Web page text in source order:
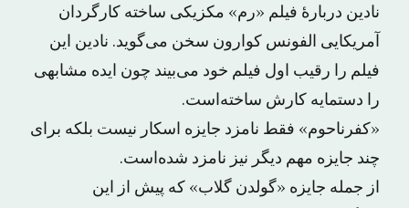
نادین دربارهٔ فیلم «رم» مکزیکی ساخته کارگردان
آمریکایی الفونس کوارون سخن می‌گوید. نادین این
فیلم را رقیب اول فیلم خود می‌بیند چون ایده مشابهی
را دستمایه کارش ساخته‌است.
«کفرناحوم» فقط نامزد جایزه اسکار نیست بلکه برای
چند جایزه مهم دیگر نیز نامزد شده‌است.
از جمله جایزه «گولدن گلاب» که پیش از این